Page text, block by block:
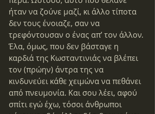
ήταν να ζούνε μαζί, κι άλλο τίποτα
δεν τους ένοιαζε, σαν να
τρεφόντουσαν ο ένας απ’ τον άλλον.
Έλα, όμως, που δεν βάσταγε η
καρδιά της Κωσταντινιάς να βλέπει
τον (πρώην) άντρα της να
κινδυνεύει κάθε χειμώνα να πεθάνει
από πνευμονία. Και σου λέει, αφού
σπίτι εγώ έχω, τόσοι άνθρωποι